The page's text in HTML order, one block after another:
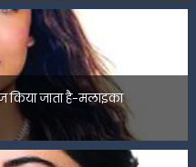
जाता है-मलाइका